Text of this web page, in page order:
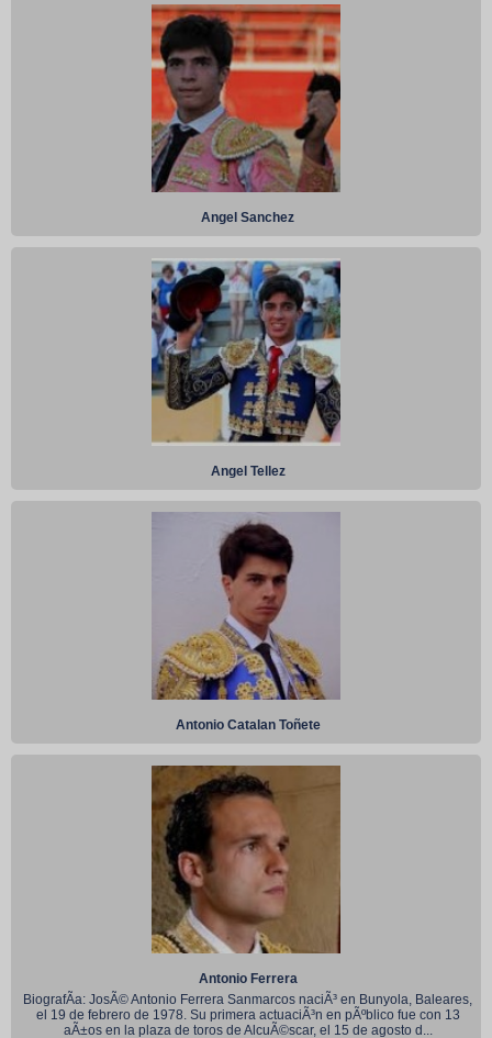
Angel Sanchez
Angel Tellez
Antonio Catalan Toñete
Antonio Ferrera
BiografÃ­a: JosÃ© Antonio Ferrera Sanmarcos naciÃ³ en Bunyola, Baleares,
el 19 de febrero de 1978. Su primera actuaciÃ³n en pÃºblico fue con 13
aÃ±os en la plaza de toros de AlcuÃ©scar, el 15 de agosto d...